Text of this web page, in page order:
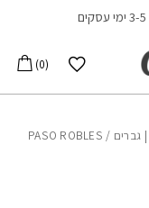
הרשימה שלי
0
/ PASO ROBLES